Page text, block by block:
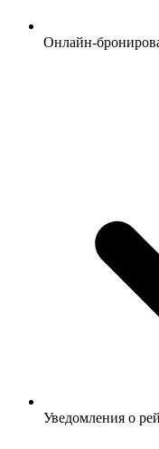
Онлайн-
Уведомления о